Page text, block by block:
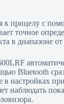
к прицелу с
точное
в диапазоне
Bluetooth
в настройках
наблюдать